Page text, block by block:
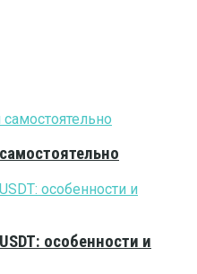
особенности и